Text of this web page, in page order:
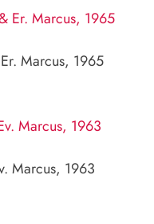
Marcus, 1965
Marcus, 1963